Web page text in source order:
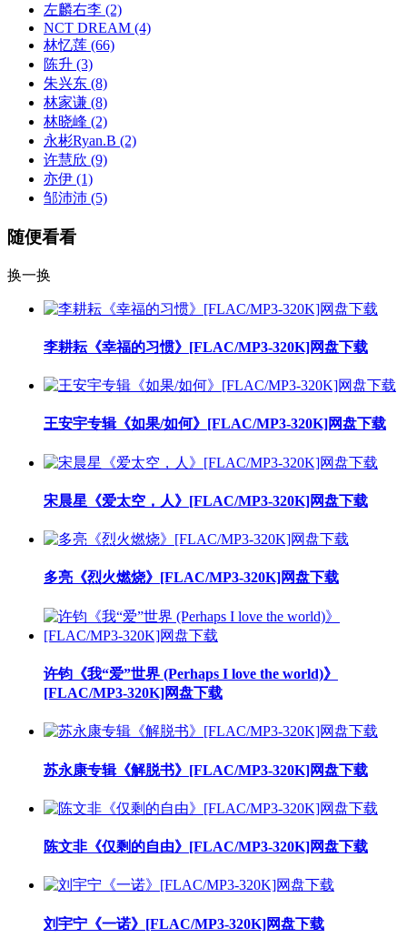
左麟右李 (2)
NCT DREAM (4)
林忆莲 (66)
陈升 (3)
朱兴东 (8)
林家谦 (8)
林晓峰 (2)
永彬Ryan.B (2)
许慧欣 (9)
亦伊 (1)
邹沛沛 (5)
随便看看
换一换
李耕耘《幸福的习惯》[FLAC/MP3-320K]网盘下载
王安宇专辑《如果/如何》[FLAC/MP3-320K]网盘下载
宋晨星《爱太空，人》[FLAC/MP3-320K]网盘下载
多亮《烈火燃烧》[FLAC/MP3-320K]网盘下载
许钧《我“爱”世界 (Perhaps I love the world)》
[FLAC/MP3-320K]网盘下载
苏永康专辑《解脱书》[FLAC/MP3-320K]网盘下载
陈文非《仅剩的自由》[FLAC/MP3-320K]网盘下载
刘宇宁《一诺》[FLAC/MP3-320K]网盘下载